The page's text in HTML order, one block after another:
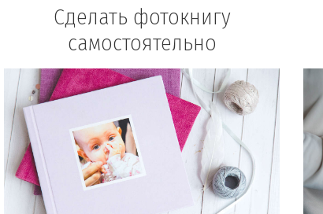
Сделать фотокнигу
самостоятельно